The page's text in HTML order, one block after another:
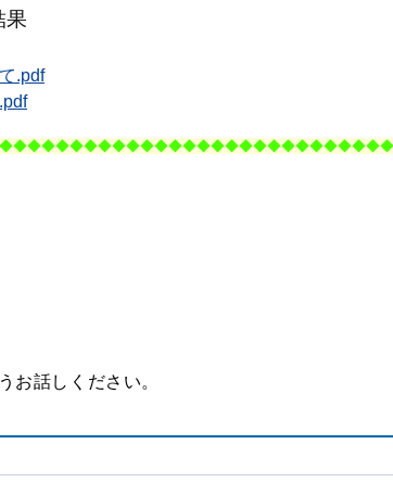
果
.pdf
◆◆◆◆◆◆◆◆◆◆◆◆◆◆◆◆◆◆◆◆◆◆◆◆◆◆
お話しください。